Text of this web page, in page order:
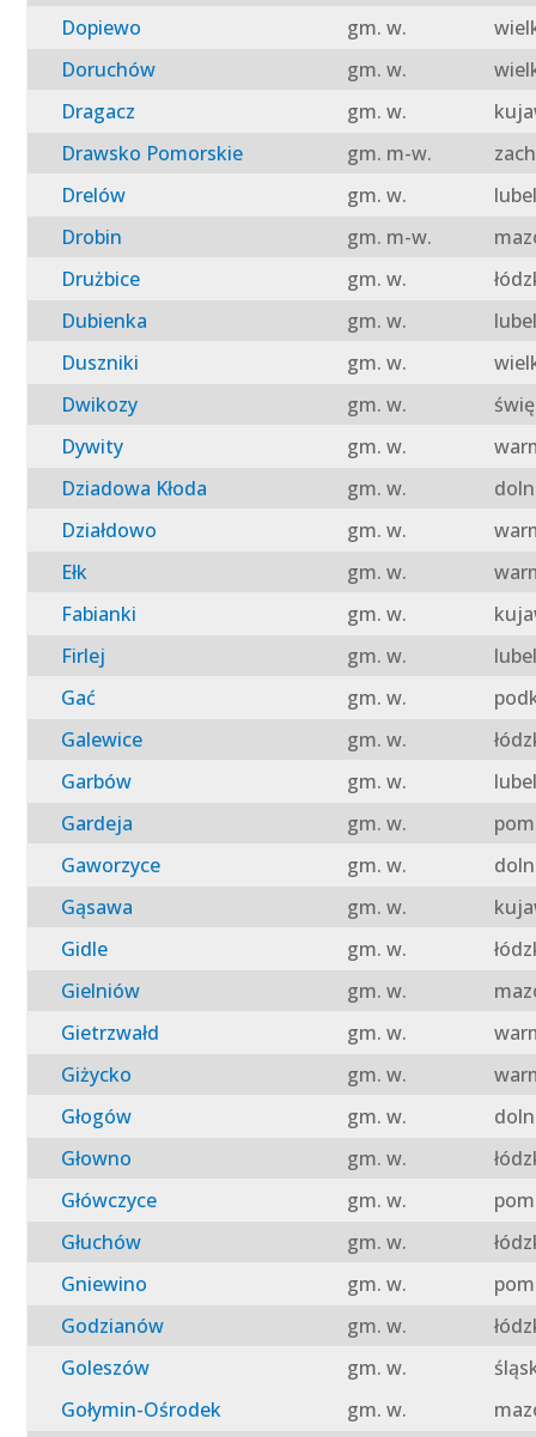
Dopiewo
gm. w.
Doruchów
gm. w.
Dragacz
gm. w.
Drawsko Pomorskie
gm. m-w.
Drelów
gm. w.
Drobin
gm. m-w.
Drużbice
gm. w.
Dubienka
gm. w.
Duszniki
gm. w.
Dwikozy
gm. w.
Dywity
gm. w.
Dziadowa Kłoda
gm. w.
Działdowo
gm. w.
Ełk
gm. w.
Fabianki
gm. w.
Firlej
gm. w.
Gać
gm. w.
Galewice
gm. w.
Garbów
gm. w.
Gardeja
gm. w.
Gaworzyce
gm. w.
Gąsawa
gm. w.
Gidle
gm. w.
Gielniów
gm. w.
Gietrzwałd
gm. w.
Giżycko
gm. w.
Głogów
gm. w.
Głowno
gm. w.
Główczyce
gm. w.
Głuchów
gm. w.
Gniewino
gm. w.
Godzianów
gm. w.
Goleszów
gm. w.
Gołymin-Ośrodek
gm. w.